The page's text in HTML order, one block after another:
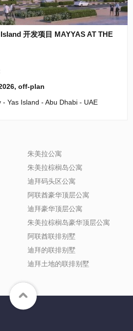
开发项目 MAYYAS AT THE
off-plan
Yas Island - Abu Dhabi - UAE
朱美拉公寓
朱美拉棕榈岛公寓
迪拜码头区公寓
阿联酋豪华顶层公寓
迪拜豪华顶层公寓
朱美拉棕榈岛豪华顶层公寓
阿联酋联排别墅
迪拜的联排别墅
迪拜土地的联排别墅